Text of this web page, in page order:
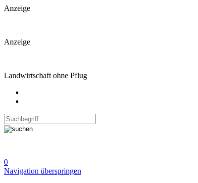
Anzeige
Anzeige
Landwirtschaft ohne Pflug
0
Navigation überspringen